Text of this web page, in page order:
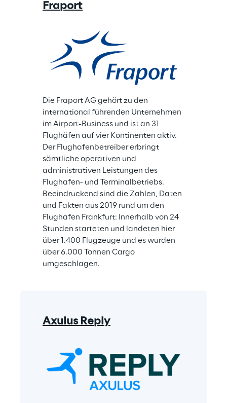
Fraport
Die Fraport AG gehört zu den
international führenden Unternehmen
im Airport-Business und ist an 31
Flughäfen auf vier Kontinenten aktiv.
Der Flughafenbetreiber erbringt
sämtliche operativen und
administrativen Leistungen des
Flughafen- und Terminalbetriebs.
Beeindruckend sind die Zahlen, Daten
und Fakten aus 2019 rund um den
Flughafen Frankfurt: Innerhalb von 24
Stunden starteten und landeten hier
über 1.400 Flugzeuge und es wurden
über 6.000 Tonnen Cargo
umgeschlagen.
Axulus Reply